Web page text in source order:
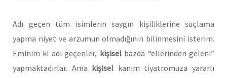
Adı geçen tüm isimlerin saygın kişiliklerine suçlama
yapma niyet ve arzumun olmadığının bilinmesini isterim.
Eminim ki adı geçenler, kişisel bazda “ellerinden geleni”
yapmaktadırlar. Ama kişisel kanım tiyatromuza yararlı